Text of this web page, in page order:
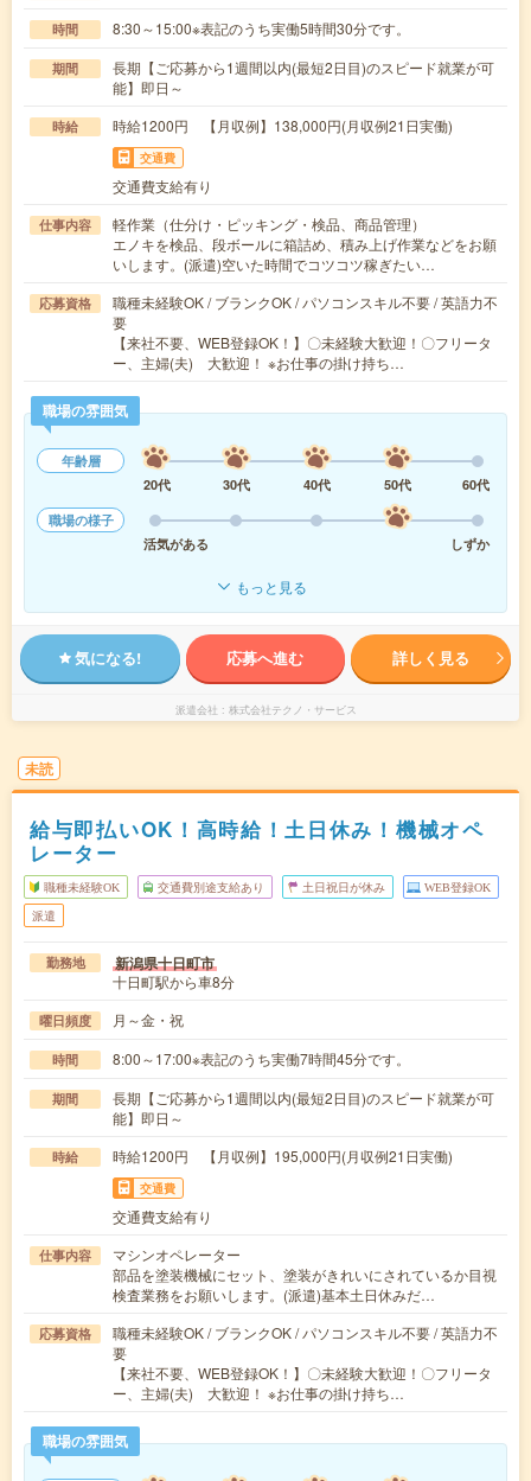
時間 8:30～15:00※表記のうち実働5時間30分です。
期間
長期【ご応募から1週間以内(最短2日目)のスピード就業が可
能】即日～
時給 時給1200円 【月収例】138,000円(月収例21日実働)
交通費
交通費支給有り
仕事内容
軽作業（仕分け・ピッキング・検品、商品管理）
エノキを検品、段ボールに箱詰め、積み上げ作業などをお願
いします。(派遣)空いた時間でコツコツ稼ぎたい…
応募資格
職種未経験OK / ブランクOK / パソコンスキル不要 / 英語力不
要
【来社不要、WEB登録OK！】〇未経験大歓迎！〇フリータ
ー、主婦(夫) 大歓迎！ ※お仕事の掛け持ち…
職場の雰囲気
年齢層
20代
30代 40代 50代
60代
職場の様子
活気がある
しずか
もっと見る
気になる! 応募へ進む 詳しく見る
派遣会社 株式会社テクノ・サービス
未読
給与即払いOK！高時給！土日休み！機械オペ
レーター
職種未経験OK 交通費別途支給あり 土日祝日が休み WEB登録OK
派遣
勤務地 新潟県十日町市
十日町駅から車8分
曜日頻度 月～金・祝
時間 8:00～17:00※表記のうち実働7時間45分です。
期間
長期【ご応募から1週間以内(最短2日目)のスピード就業が可
能】即日～
時給 時給1200円 【月収例】195,000円(月収例21日実働)
交通費
交通費支給有り
仕事内容
マシンオペレーター
部品を塗装機械にセット、塗装がきれいにされているか目視
検査業務をお願いします。(派遣)基本土日休みだ…
応募資格
職種未経験OK / ブランクOK / パソコンスキル不要 / 英語力不
要
【来社不要、WEB登録OK！】〇未経験大歓迎！〇フリータ
ー、主婦(夫) 大歓迎！ ※お仕事の掛け持ち…
職場の雰囲気